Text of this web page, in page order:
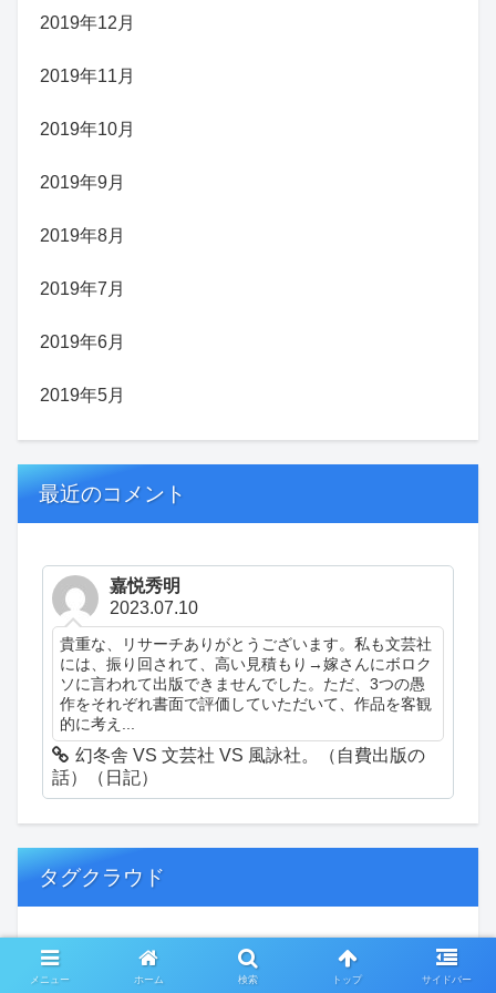
2019年12月
2019年11月
2019年10月
2019年9月
2019年8月
2019年7月
2019年6月
2019年5月
最近のコメント
嘉悦秀明
2023.07.10
貴重な、リサーチありがとうございます。私も文芸社
には、振り回されて、高い見積もり→嫁さんにボロク
ソに言われて出版できませんでした。ただ、3つの愚
作をそれぞれ書面で評価していただいて、作品を客観
的に考え...
幻冬舎 VS 文芸社 VS 風詠社。（自費出版の
話）（日記）
タグクラウド
精神病患者の日常
メニュー ホーム 検索 トップ サイドバー